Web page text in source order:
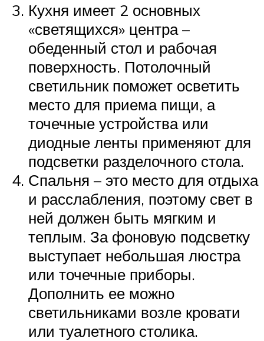
Кухня имеет 2 основных
«светящихся» центра –
обеденный стол и рабочая
поверхность. Потолочный
светильник поможет осветить
место для приема пищи, а
точечные устройства или
диодные ленты применяют для
подсветки разделочного стола.
Спальня – это место для отдыха
и расслабления, поэтому свет в
ней должен быть мягким и
теплым. За фоновую подсветку
выступает небольшая люстра
или точечные приборы.
Дополнить ее можно
светильниками возле кровати
или туалетного столика.